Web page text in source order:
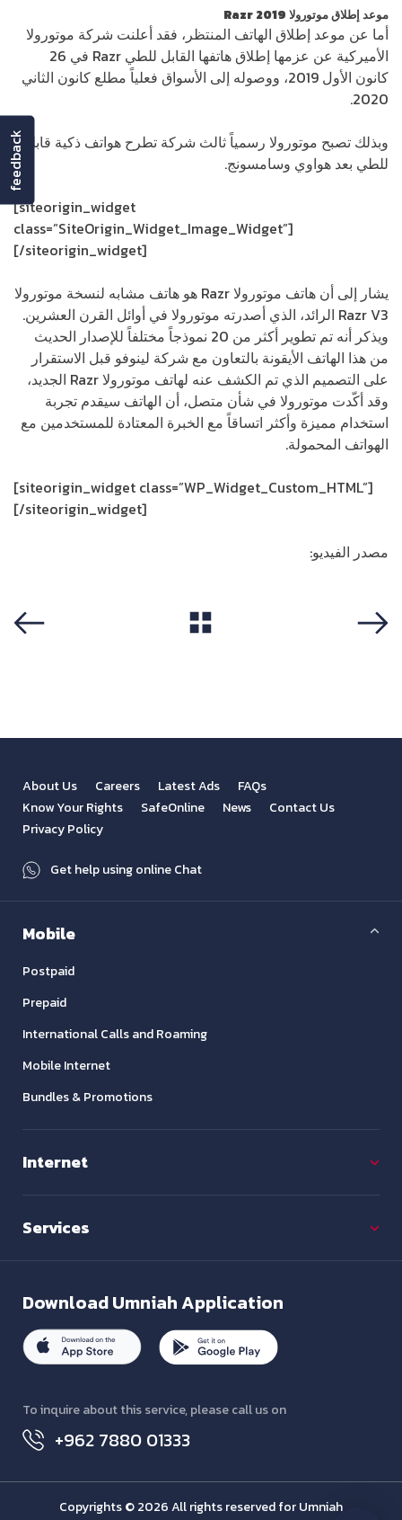
موعد إطلاق موتورولا Razr 2019
أما عن موعد إطلاق الهاتف المنتظر، فقد أعلنت شركة موتورولا
الأميركية عن عزمها إطلاق هاتفها القابل للطي Razr في 26
كانون الأول 2019، ووصوله إلى الأسواق فعلياً مطلع كانون الثاني
2020.
وبذلك تصبح موتورولا رسمياً ثالث شركة تطرح هواتف ذكية قابلة
للطي بعد هواوي وسامسونج.
[siteorigin_widget
class=”SiteOrigin_Widget_Image_Widget”]
[/siteorigin_widget]
يشار إلى أن هاتف موتورولا Razr هو هاتف مشابه لنسخة موتورولا
Razr V3 الرائد، الذي أصدرته موتورولا في أوائل القرن العشرين.
ويذكر أنه تم تطوير أكثر من 20 نموذجاً مختلفاً للإصدار الحديث
من هذا الهاتف الأيقونة بالتعاون مع شركة لينوفو قبل الاستقرار
على التصميم الذي تم الكشف عنه لهاتف موتورولا Razr الجديد،
وقد أكّدت موتورولا في شأن متصل، أن الهاتف سيقدم تجربة
استخدام مميزة وأكثر اتساقاً مع الخبرة المعتادة للمستخدمين مع
الهواتف المحمولة.
[siteorigin_widget class=”WP_Widget_Custom_HTML”]
[/siteorigin_widget]
مصدر الفيديو:
About Us Careers Latest Ads
FAQs
Know Your Rights
SafeOnline News
Contact Us
Privacy Policy
Get help using online Chat
Mobile
Postpaid
Prepaid
International Calls and Roaming
Mobile Internet
Bundles & Promotions
Internet
Services
DownloadUmniah Application
To inquire about this service, please call us on
+962 7880 01333
Copyrights © 2026 All rights reserved for Umniah
feedback